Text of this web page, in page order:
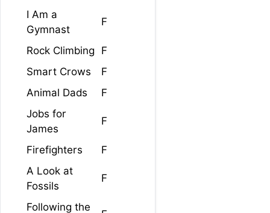
I Am a
Gymnast
F
Rock Climbing
F
Smart Crows
F
Animal Dads
F
Jobs for
James
F
Firefighters
F
A Look at
Fossils
F
Following the